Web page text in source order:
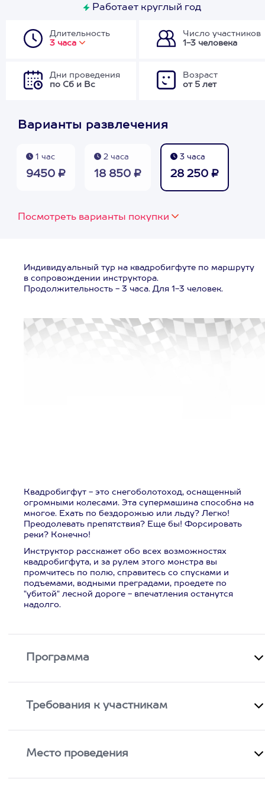
Работает круглый год
Длительность
3 часа
Число участников
1-3 человека
Дни проведения
по Сб и Вс
Возраст
от 5 лет
Варианты развлечения
1 час
9450 ₽
2 часа
18 850 ₽
3 часа
28 250 ₽
Посмотреть варианты покупки
Индивидуальный тур на квадробигфуте по маршруту
в сопровождении инструктора.
Продолжительность - 3 часа. Для 1-3 человек.
Квадробигфут - это снегоболотоход, оснащенный
огромными колесами. Эта супермашина способна на
многое. Ехать по бездорожью или льду? Легко!
Преодолевать препятствия? Еще бы! Форсировать
реки? Конечно!
Инструктор расскажет обо всех возможностях
квадробигфута, и за рулем этого монстра вы
промчитесь по полю, справитесь со спусками и
подъемами, водными преградами, проедете по
"убитой" лесной дороге - впечатления останутся
надолго.
Программа
Требования к участникам
Место проведения